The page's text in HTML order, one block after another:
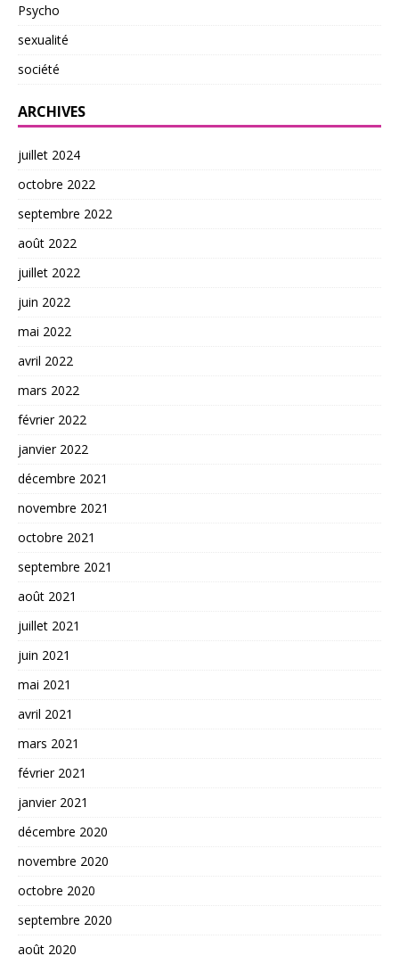
Psycho
sexualité
société
ARCHIVES
juillet 2024
octobre 2022
septembre 2022
août 2022
juillet 2022
juin 2022
mai 2022
avril 2022
mars 2022
février 2022
janvier 2022
décembre 2021
novembre 2021
octobre 2021
septembre 2021
août 2021
juillet 2021
juin 2021
mai 2021
avril 2021
mars 2021
février 2021
janvier 2021
décembre 2020
novembre 2020
octobre 2020
septembre 2020
août 2020